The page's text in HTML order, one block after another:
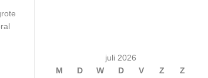
juli 2026
M
D W D V Z
Z